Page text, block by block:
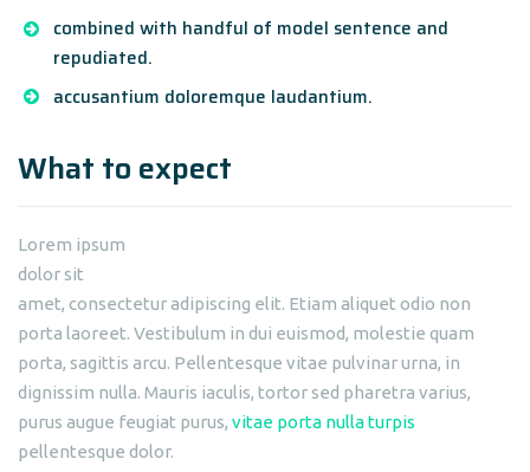
combined with handful of model sentence and
repudiated.
accusantium doloremque laudantium.
What to expect
Lorem ipsum
dolor sit
amet, consectetur adipiscing elit. Etiam aliquet odio non
porta laoreet. Vestibulum in dui euismod, molestie quam
porta, sagittis arcu. Pellentesque vitae pulvinar urna, in
dignissim nulla. Mauris iaculis, tortor sed pharetra varius,
purus augue feugiat purus, vitae porta nulla turpis
pellentesque dolor.